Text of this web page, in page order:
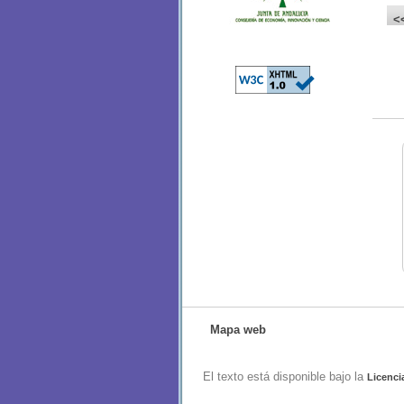
Mapa web
El texto está disponible bajo la